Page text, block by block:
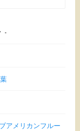
メリカンフルー